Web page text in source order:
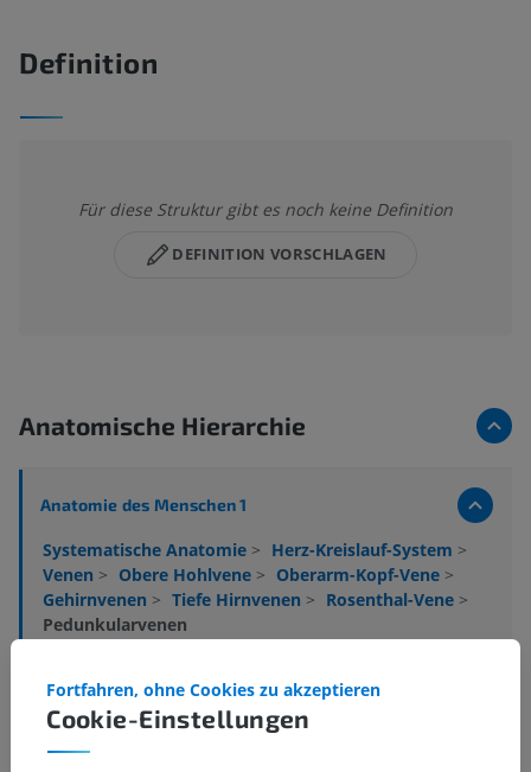
Definition
Für diese Struktur gibt es noch keine Definition
DEFINITION VORSCHLAGEN
Anatomische Hierarchie
Anatomie des Menschen 1
Systematische Anatomie > Herz-Kreislauf-System >
Venen > Obere Hohlvene > Oberarm-Kopf-Vene >
Gehirnvenen > Tiefe Hirnvenen > Rosenthal-Vene >
Pedunkularvenen
Teil gibt es keine zugehörigen Strukturen
Cookie-Einstellungen
Fortfahren, ohne Cookies zu akzeptieren